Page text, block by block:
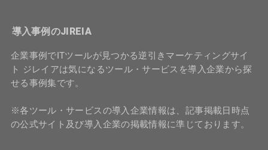
導入事例のJIREIA
企業事例でITツールが見つかる逆引きマーケティングサイ
ト ジレイアは気になるツール・サービスを導入企業から探
せる事例集です。
※各ツール・サービスの導入企業情報は、記事掲載日時点
の公式サイト及び導入企業の掲載情報に準じております。